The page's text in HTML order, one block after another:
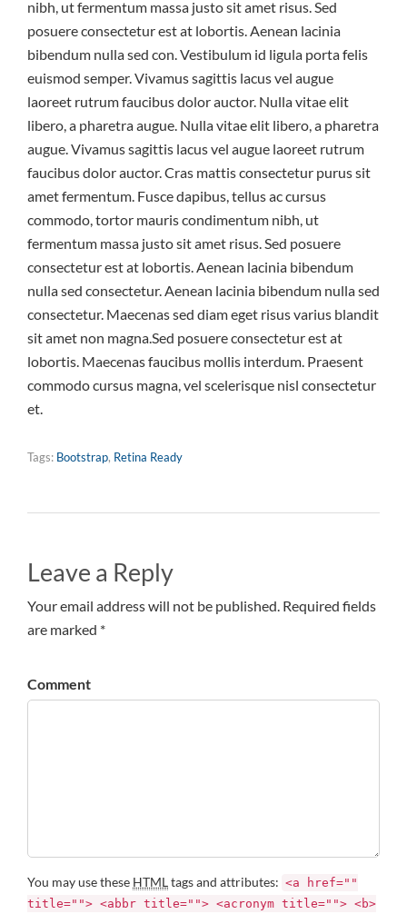
nibh, ut fermentum massa justo sit amet risus. Sed
posuere consectetur est at lobortis. Aenean lacinia
bibendum nulla sed con. Vestibulum id ligula porta felis
euismod semper. Vivamus sagittis lacus vel augue
laoreet rutrum faucibus dolor auctor. Nulla vitae elit
libero, a pharetra augue. Nulla vitae elit libero, a pharetra
augue. Vivamus sagittis lacus vel augue laoreet rutrum
faucibus dolor auctor. Cras mattis consectetur purus sit
amet fermentum. Fusce dapibus, tellus ac cursus
commodo, tortor mauris condimentum nibh, ut
fermentum massa justo sit amet risus. Sed posuere
consectetur est at lobortis. Aenean lacinia bibendum
nulla sed consectetur. Aenean lacinia bibendum nulla sed
consectetur. Maecenas sed diam eget risus varius blandit
sit amet non magna.Sed posuere consectetur est at
lobortis. Maecenas faucibus mollis interdum. Praesent
commodo cursus magna, vel scelerisque nisl consectetur
et.
Tags: Bootstrap, Retina Ready
Leave a Reply
Your email address will not be published. Required fields
are marked *
Comment
You may use these HTMLtags and attributes: <a href=""
title=""> <abbr title=""> <acronym title=""> <b>